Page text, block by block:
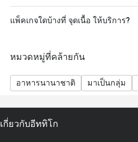
แพ็คเกจใดบ้างที่ จุดเนื้อ ให้บริการ?
หมวดหมู่ที่คล้ายกัน
อาหารนานาชาติ มาเป็นกลุ่ม
เกี่ยวกับอีททิโก